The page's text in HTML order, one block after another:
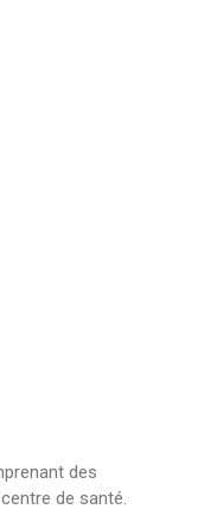
des
de santé.